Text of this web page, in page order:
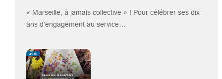
« Marseille, à jamais collective » ! Pour célébrer ses dix
ans d’engagement au service…